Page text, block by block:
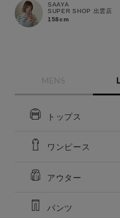
SAAYA
SUPER SHOP 出雲店
158cm
MENS
トップス
ワンピース
アウター
パンツ